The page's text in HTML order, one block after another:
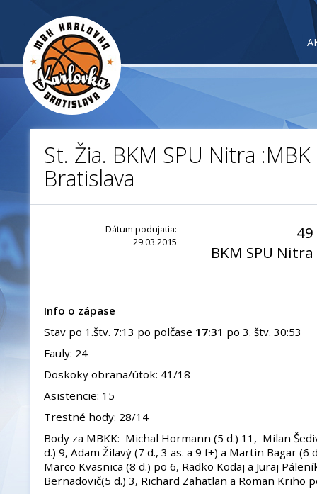
St. Žia. BKM SPU Nitra
Bratislava
Dátum podujatia:
29.03.2015
49
BKM SPU Nitra
Info o zápase
Stav po 1.štv. 7:13 po polčase 17:31 po 3. štv. 30:53
Fauly: 24
Doskoky obrana/útok: 41/18
Asistencie: 15
Trestné hody: 28/14
Body za MBKK: Michal Hormann (5 d.) 11, Milan
d.) 9, Adam Žilavý (7 d., 3 as. a 9 f+) a Martin Bagar (6
Marco Kvasnica (8 d.) po 6, Radko Kodaj a Juraj
Bernadovič(5 d.) 3, Richard Zahatlan a Roman Kriho